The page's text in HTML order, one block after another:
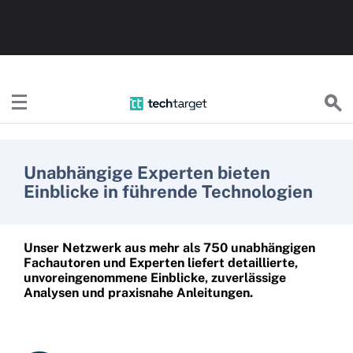
TechTargetDE
Unabhängige Experten bieten
Einblicke in führende Technologien
Unser Netzwerk aus mehr als 750 unabhängigen
Fachautoren und Experten liefert detaillierte,
unvoreingenommene Einblicke, zuverlässige
Analysen und praxisnahe Anleitungen.